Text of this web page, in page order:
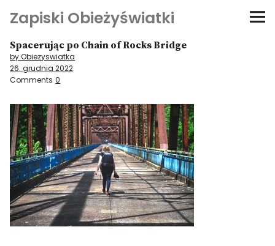
Zapiski Obieżyświatki
Podróże
Kultura i sztuka
Kątem oka
O-fiszki
Niezwyczajne ściany
Dom na kółkach
Spacerując po Chain of Rocks Bridge
by Obiezyswiatka
26. grudnia 2022
Comments 0